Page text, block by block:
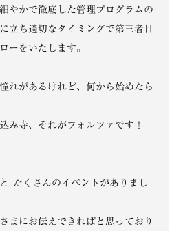
やかで徹底した管理プログラムの
立ち適切なタイミングで第三者目
ーをいたします。
れがあるけれど、何から始めたら
み寺、それがフォルツァです！
..たくさんのイベントがありまし
まにお伝えできればと思っており